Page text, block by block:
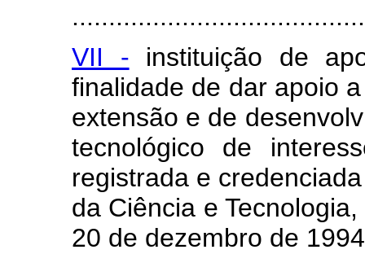
VII - instituição de
finalidade de dar apoio
extensão e de
tecnológico de
registrada e
da Ciência e
20 de dezembro de